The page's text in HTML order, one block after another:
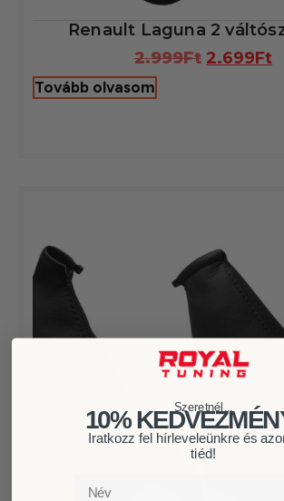
Renault Laguna 2
2.999Ft 2.699Ft
Tovább olvasom
Szeretnél...
10%
Iratkozz fel hírleveleünkre és
tiéd!
Név